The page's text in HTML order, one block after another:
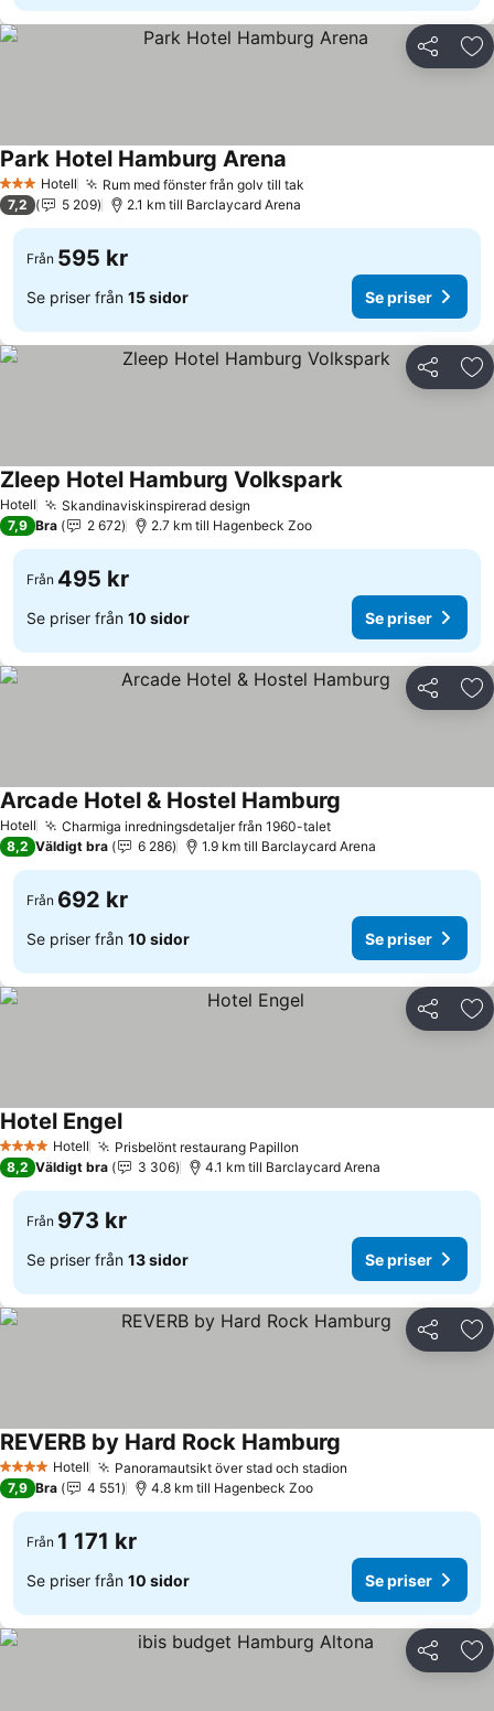
Dela
3 StjärnorHotell Rum med fönster från golv till tak
Park Hotel Hamburg Arena
7,2 5 209 2.1 km till Barclaycard Arena
Från 595 kr
Se priser från 15 sidor Se priser
Dela
Hotell Skandinaviskinspirerad design
Zleep Hotel Hamburg Volkspark
7,9 Bra 2 672 2.7 km till Hagenbeck Zoo
Från 495 kr
Se priser från 10 sidor Se priser
Dela
Hotell Charmiga inredningsdetaljer från 1960-talet
Arcade Hotel & Hostel Hamburg
8,2 Väldigt bra 6 286 1.9 km till Barclaycard Arena
Från 692 kr
Se priser från 10 sidor Se priser
Dela
4 StjärnorHotell Prisbelönt restaurang Papillon
Hotel Engel
8,2 Väldigt bra 3 306 4.1 km till Barclaycard Arena
Från 973 kr
Se priser från 13 sidor Se priser
Dela
4 StjärnorHotell Panoramautsikt över stad och stadion
REVERB by Hard Rock Hamburg
7,9 Bra 4 551 4.8 km till Hagenbeck Zoo
Från 1 171 kr
Se priser från 10 sidor Se priser
Dela